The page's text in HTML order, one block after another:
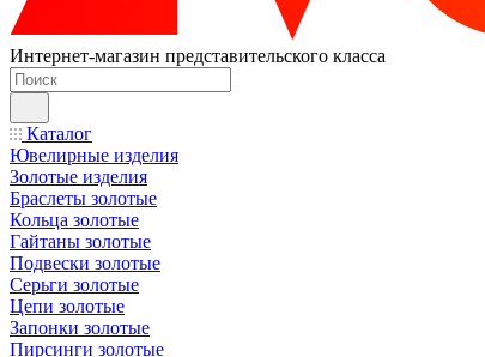
Интернет-магазин представительского класса
Каталог
Ювелирные изделия
Золотые изделия
Браслеты золотые
Кольца золотые
Гайтаны золотые
Подвески золотые
Серьги золотые
Цепи золотые
Запонки золотые
Пирсинги золотые